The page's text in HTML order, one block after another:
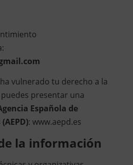
vulnerado tu derecho a la
presentar una
Española de
:www.aepd.es
la información